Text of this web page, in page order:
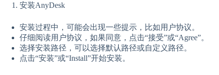
安装AnyDesk
安装过程中，可能会出现一些提示，比如用户协议。
仔细阅读用户协议，如果同意，点击“接受”或“Agree”。
选择安装路径，可以选择默认路径或自定义路径。
点击“安装”或“Install”开始安装。